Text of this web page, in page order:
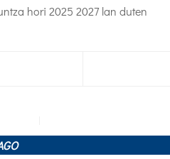
hori 2025 2027 lan duten